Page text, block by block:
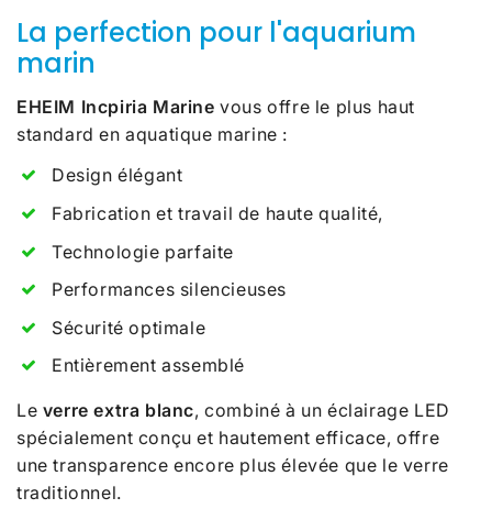
La perfection pour l'aquarium
marin
EHEIM Incpiria Marine vous offre le plus haut
standard en aquatique marine :
Design élégant
Fabrication et travail de haute qualité,
Technologie parfaite
Performances silencieuses
Sécurité optimale
Entièrement assemblé
Le verre extra blanc, combiné à un éclairage LED
spécialement conçu et hautement efficace, offre
une transparence encore plus élevée que le verre
traditionnel.